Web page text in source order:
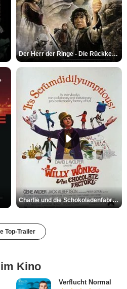
Der Herr der Ringe - Die Rückkehr des Königs Trailer OV
Charlie und die Schokoladenfabrik Trailer OV
Top-Trailer
Kino
Verflucht Normal